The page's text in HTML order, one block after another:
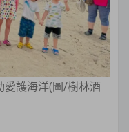
愛護海洋(圖/樹林酒